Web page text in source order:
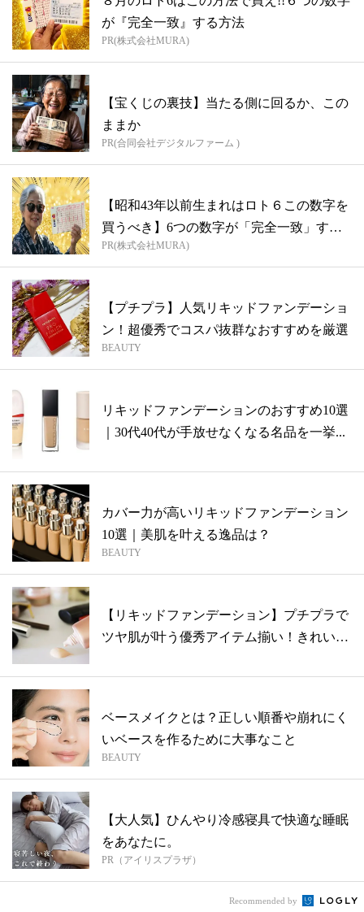
が『完全一致』する方法
PR(株式会社MURA)
【宝くじの裏技】当たる側に回るか、この
ままか
PR(合同会社デジタルファーム )
【昭和43年以前生まれはロト６この数字を
買うべき】6つの数字が「完全一致」する
方...
PR(株式会社MURA)
【プチプラ】人気リキッドファンデーショ
ン！超優秀でコスパ抜群なおすすめを厳選
BEAUTY
リキッドファンデーションのおすすめ10選
｜30代40代が手放せなくなる名品を一挙...
カバー力が高いリキッドファンデーション
10選｜美肌を叶える逸品は？
BEAUTY
【リキッドファンデーション】プチプラで
ツヤ肌が叶う優秀アイテム揃い！きれいに
ベースメイクとは？正しい順番や崩れにく
いベースを作るために大事なこと
BEAUTY
【大人気】ひんやり冷感寝具で快適な睡眠
をあなたに。
PR（アイリスプラザ）
Recommended by